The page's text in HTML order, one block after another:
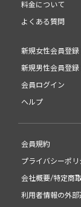
料金について
よくある質問
新規女性会員登録
新規男性会員登録
会員ログイン
ヘルプ
会員規約
プライバシーポリ
会社概要/特定商
利用者情報の外